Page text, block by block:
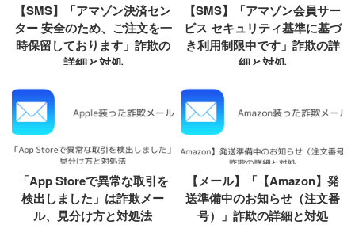
【SMS】「アマゾン決済セン
ター 安全のため、ご注文を一
時保留しております」詐欺の
詳細と対処
【SMS】「アマゾン会員サー
ビス セキュリティ基準に基づ
き利用制限中です」詐欺の詳
細と対処
「App Storeで異常な取引を
検出しました」は詐欺メー
ル、見分け方と対処法
【メール】「【Amazon】発
送準備中のお知らせ（注文番
号）」詐欺の詳細と対処